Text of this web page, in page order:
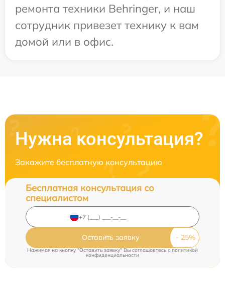
ремонта техники Behringer, и наш
сотрудник привезет технику к вам
домой или в офис.
Нужна консультация?
Закажите бесплатную консультацию
Бесплатная консультация со
специалистом
Оставить заявку
Нажимая на кнопку "Оставить заявку" Вы соглашаетесь c политикой
конфиденциальности